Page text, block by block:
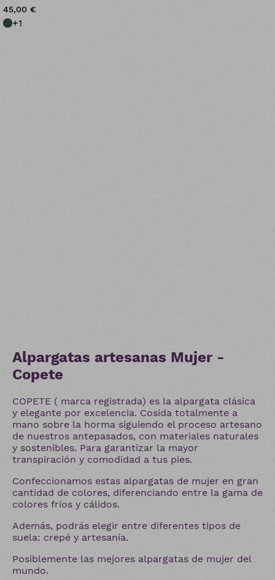
45,00 €
+1
Alpargatas artesanas Mujer -
Copete
COPETE ( marca registrada) es la alpargata clásica
y elegante por excelencia. Cosida totalmente a
mano sobre la horma siguiendo el proceso artesano
de nuestros antepasados, con materiales naturales
y sostenibles. Para garantizar la mayor
transpiración y comodidad a tus pies.
Confeccionamos estas alpargatas de mujer en gran
cantidad de colores, diferenciando entre la gama de
colores fríos y cálidos.
Además, podrás elegir entre diferentes tipos de
suela: crepé y artesanía.
Posiblemente las mejores alpargatas de mujer del
mundo.